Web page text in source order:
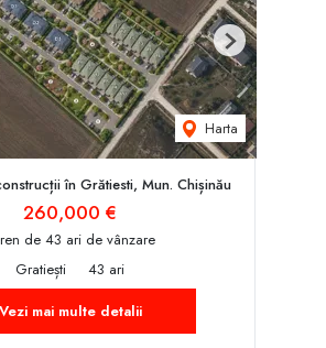
Harta
Next
în Grătiesti, Mun. Chișinău
260,000 €
de 43 ari de vânzare
Gratiești
43 ari
Vezi mai multe detalii